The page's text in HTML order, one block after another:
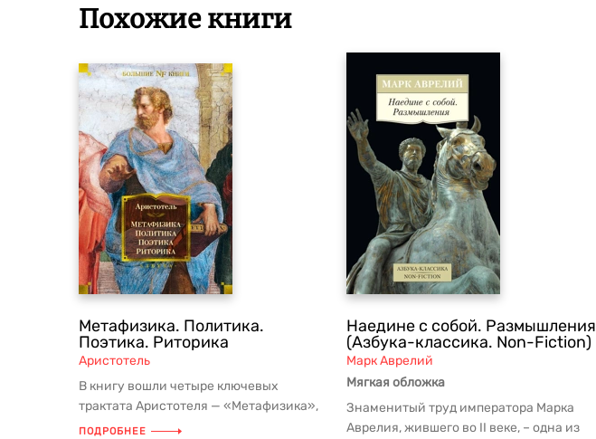
Похожие книги
Метафизика. Политика.
Поэтика. Риторика
Аристотель
В книгу вошли четыре ключевых
трактата Аристотеля — «Метафизика»,
«Политика», «Поэтика» и «Риторика»...
ПОДРОБНЕЕ
Наедине с собой. Размышления
(Азбука-классика. Non-Fiction)
Марк Аврелий
Мягкая обложка
Знаменитый труд императора Марка
Аврелия, жившего во II веке, – одна из